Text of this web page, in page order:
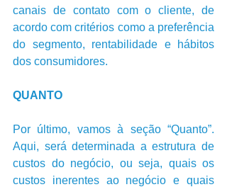
canais de contato com o cliente, de
acordo com critérios como a preferência
do segmento, rentabilidade e hábitos
dos consumidores.
QUANTO
Por último, vamos à seção “Quanto”.
Aqui, será determinada a estrutura de
custos do negócio, ou seja, quais os
custos inerentes ao negócio e quais